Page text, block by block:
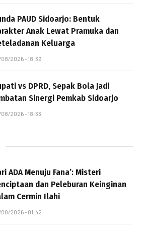
PAUD Sidoarjo: Bentuk
Anak Lewat Pramuka dan
Keluarga
2026 - 18:39
vs DPRD, Sepak Bola Jadi
Sinergi Pemkab Sidoarjo
2026 - 18:33
ADA Menuju Fana’: Misteri
dan Peleburan Keinginan
Cermin Ilahi
2026 - 01:42